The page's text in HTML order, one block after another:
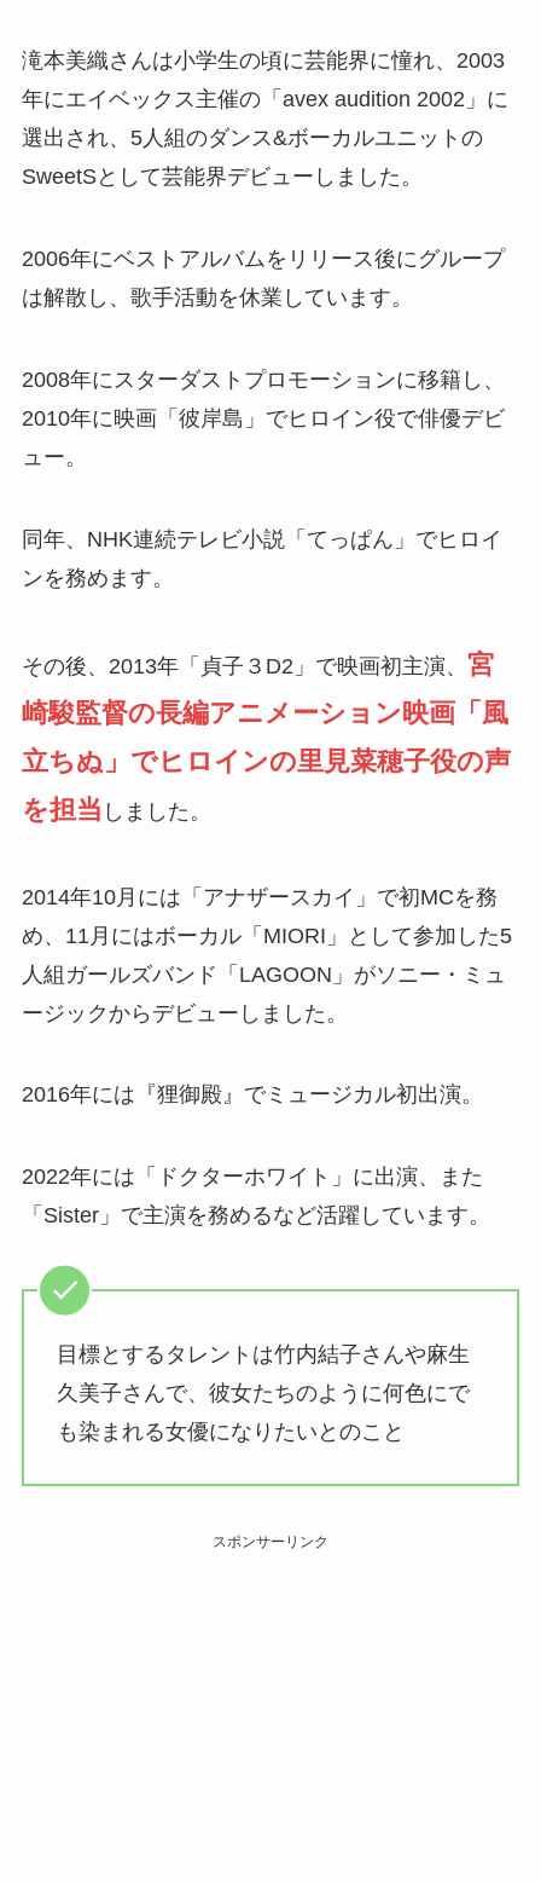
滝本美織さんは小学生の頃に芸能界に憧れ、2003
年にエイベックス主催の「avex audition 2002」に
選出され、5人組のダンス&ボーカルユニットの
SweetSとして芸能界デビューしました。
2006年にベストアルバムをリリース後にグループ
は解散し、歌手活動を休業しています。
2008年にスターダストプロモーションに移籍し、
2010年に映画「彼岸島」でヒロイン役で俳優デビ
ュー。
同年、NHK連続テレビ小説「てっぱん」でヒロイ
ンを務めます。
その後、2013年「貞子３D2」で映画初主演、 宮
崎駿監督の長編アニメーション映画「風
立ちぬ」でヒロインの里見菜穂子役の声
を担当 しました。
2014年10月には「アナザースカイ」で初MCを務
め、11月にはボーカル「MIORI」として参加した5
人組ガールズバンド「LAGOON」がソニー・ミュ
ージックからデビューしました。
2016年には『狸御殿』でミュージカル初出演。
2022年には「ドクターホワイト」に出演、また
「Sister」で主演を務めるなど活躍しています。
目標とするタレントは竹内結子さんや麻生
久美子さんで、彼女たちのように何色にで
も染まれる女優になりたいとのこと
スポンサーリンク